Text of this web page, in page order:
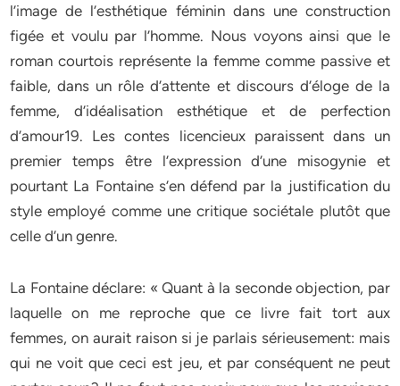
l’image de l’esthétique féminin dans une construction
figée et voulu par l’homme. Nous voyons ainsi que le
roman courtois représente la femme comme passive et
faible, dans un rôle d’attente et discours d’éloge de la
femme, d’idéalisation esthétique et de perfection
d’amour19. Les contes licencieux paraissent dans un
premier temps être l’expression d’une misogynie et
pourtant La Fontaine s’en défend par la justification du
style employé comme une critique sociétale plutôt que
celle d’un genre.
La Fontaine déclare: « Quant à la seconde objection, par
laquelle on me reproche que ce livre fait tort aux
femmes, on aurait raison si je parlais sérieusement: mais
qui ne voit que ceci est jeu, et par conséquent ne peut